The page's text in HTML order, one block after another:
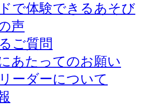
で体験できるあそび
声
ご質問
あたってのお願い
ーダーについて